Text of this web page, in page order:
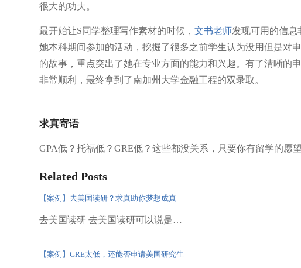
很大的功夫。
最开始让S同学整理写作素材的时候， 文书老师发现可用的信息
她本科期间参加的活动，挖掘了很多之前学生认为没用但是对
的故事，重点突出了她在专业方面的能力和兴趣。有了清晰的
非常顺利，最终拿到了南加州大学金融工程的双录取。
求真寄语
GPA低？托福低？GRE低？这些都没关系，只要你有留学的愿
Related Posts
【案例】去美国读研？求真助你梦想成真
去美国读研 去美国读研可以说是…
【案例】GRE太低，还能否申请美国研究生